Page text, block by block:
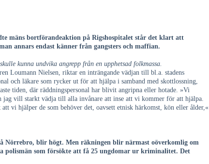
mäns bortförandeaktion på Rigshospitalet står det klart att
annars endast känner från gangsters och maffian.
kunna undvika angrepp från en upphetsad folkmassa.
Loumann Nielsen, riktar en inträngande vädjan till bl.a. stadens
och läkare som rycker ut för att hjälpa i samband med skottlossning,
tiden, där räddningspersonal har blivit angripna eller hotade. »Vi
vill starkt vädja till alla invånare att inse att vi kommer för att hjälpa.
vi hjälper de som behöver det, oavsett etnisk härkomst, kön eller ålder,«
blir högt. Men räkningen blir närmast oöverkomlig om
polismän som försökte att få 25 ungdomar ur kriminalitet. Det